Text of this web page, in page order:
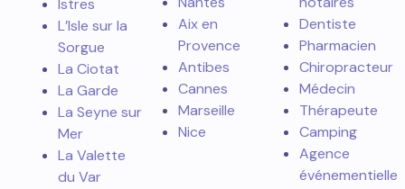
L’Isle sur la
Sorgue
La Ciotat
La Garde
La Seyne sur
Mer
La Valette
du Var
Aix en
Provence
Antibes
Cannes
Marseille
Nice
Dentiste
Pharmacien
Chiropracteur
Médecin
Thérapeute
Camping
Agence
événementielle